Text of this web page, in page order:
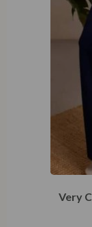
Very